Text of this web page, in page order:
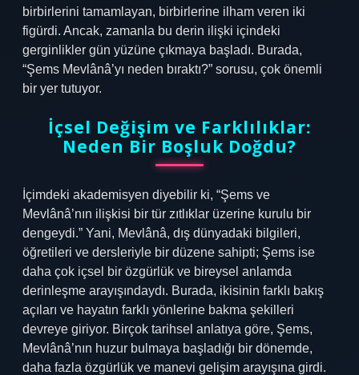
birbirlerini tamamlayan, birbirlerine ilham veren iki
figürdi. Ancak, zamanla bu derin ilişki içindeki
gerginlikler gün yüzüne çıkmaya başladı. Burada,
“Şems Mevlânâ’yı neden bıraktı?” sorusu, çok önemli
bir yer tutuyor.
İçsel Değişim ve Farklılıklar:
Neden Bir Boşluk Doğdu?
İçimdeki akademisyen diyebilir ki, “Şems ve
Mevlânâ’nın ilişkisi bir tür zıtlıklar üzerine kurulu bir
dengeydi.” Yani, Mevlânâ, dış dünyadaki bilgileri,
öğretileri ve dersleriyle bir düzene sahipti; Şems ise
daha çok içsel bir özgürlük ve bireysel anlamda
derinleşme arayışındaydı. Burada, ikisinin farklı bakış
açıları ve hayatın farklı yönlerine bakma şekilleri
devreye giriyor. Birçok tarihsel anlatıya göre, Şems,
Mevlânâ’nın huzur bulmaya başladığı bir dönemde,
daha fazla özgürlük ve manevi gelişim arayışına girdi.